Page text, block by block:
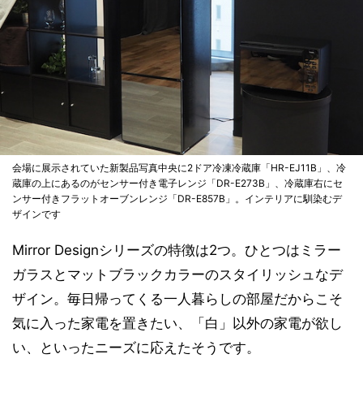
会場に展示されていた新製品写真中央に2ドア冷凍冷蔵庫「HR-EJ11B」、冷
蔵庫の上にあるのがセンサー付き電子レンジ「DR-E273B」、冷蔵庫右にセ
ンサー付きフラットオーブンレンジ「DR-E857B」。インテリアに馴染むデ
ザインです
Mirror Designシリーズの特徴は2つ。ひとつはミラー
ガラスとマットブラックカラーのスタイリッシュなデ
ザイン。毎日帰ってくる一人暮らしの部屋だからこそ
気に入った家電を置きたい、「白」以外の家電が欲し
い、といったニーズに応えたそうです。